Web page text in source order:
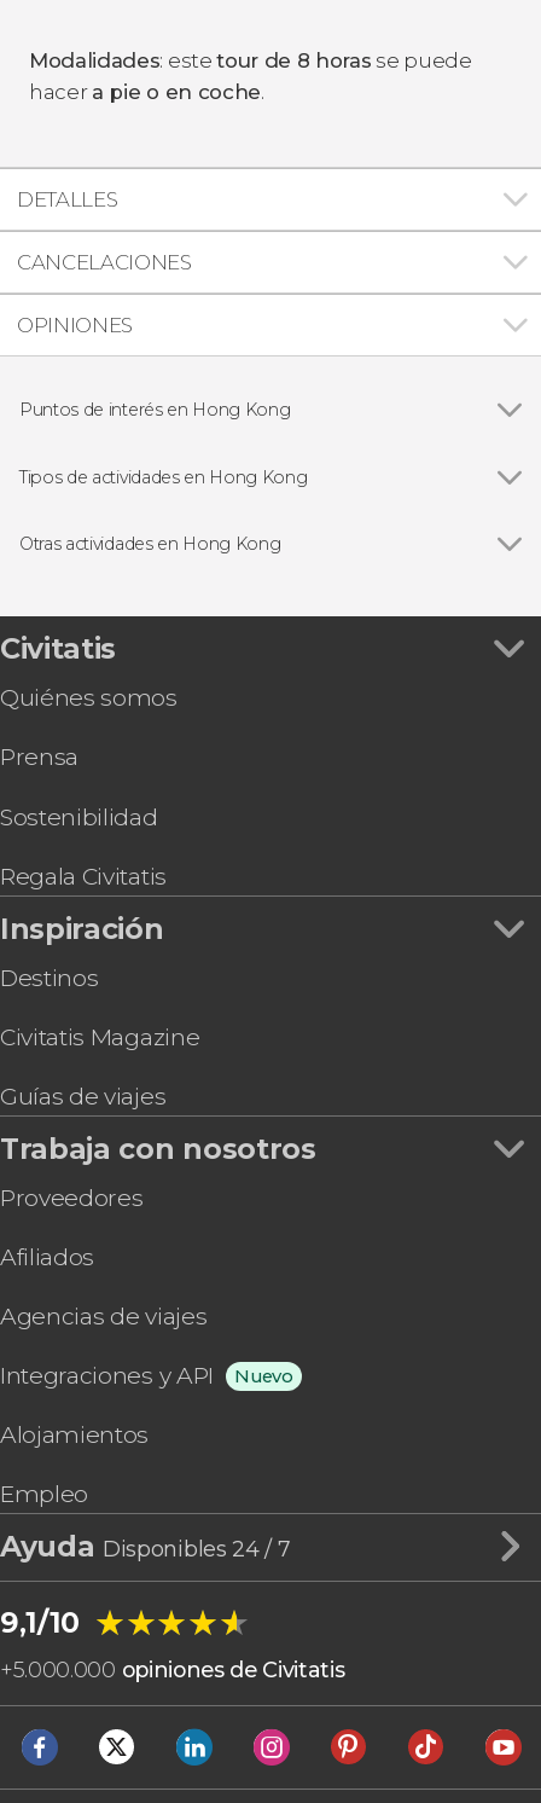
Modalidades: estetour de 8 horas se puede
hacer a pie o en coche.
DETALLES
CANCELACIONES
OPINIONES
Puntos de interés en Hong Kong
Tipos de actividades en Hong Kong
Excursiones de un día en Hong Kong
Otras actividades en Hong Kong
Tren MTR Express al aeropuerto de Hong Kong
Tour gastronómico por Hong Kong
Go City: Hong Kong Essentials Pass o Explorer
Go City: Hong Kong All-Inclusive Pass
Entrada al mirador Sky100
Civitatis
Quiénes somos
Prensa
Sostenibilidad
Regala Civitatis
Inspiración
Destinos
Civitatis Magazine
Guías de viajes
Trabaja con nosotros
Proveedores
Afiliados
Agencias de viajes
Integraciones y API Nuevo
Alojamientos
Empleo
Ayuda Disponibles 24 / 7
9,1/10 ★★★★★
★★★★★
+5.000.000 opiniones de Civitatis